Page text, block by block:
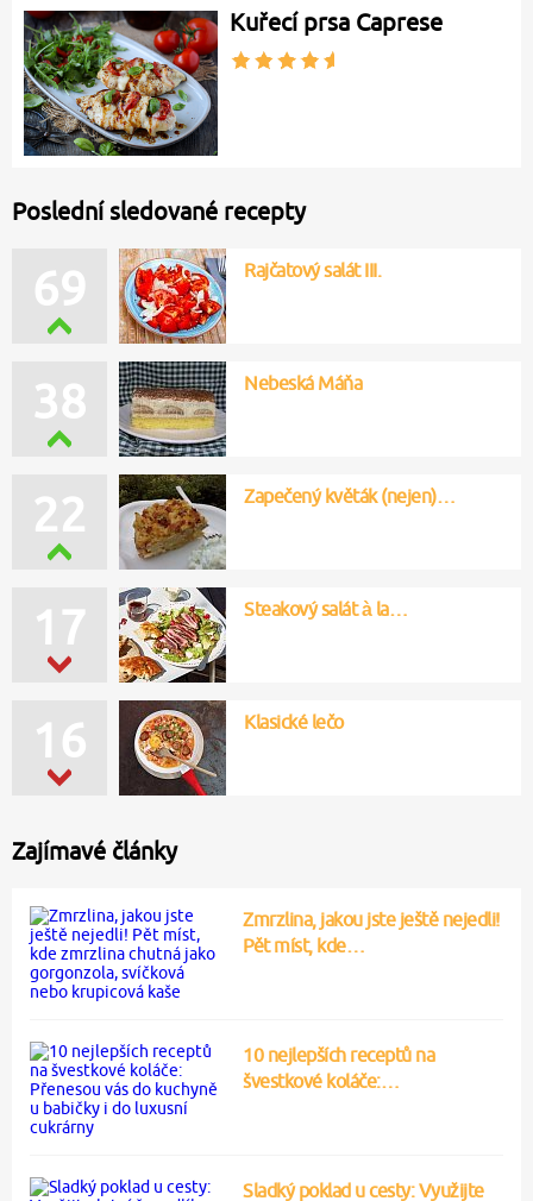
Kuřecí prsa Caprese
Poslední sledované recepty
69 Rajčatový salát III.
38 Nebeská Máňa
22 Zapečený květák (nejen)…
17 Steakový salát à la…
16 Klasické lečo
Zajímavé články
Zmrzlina, jakou jste ještě nejedli!
Pět míst, kde…
10 nejlepších receptů na
švestkové koláče:…
Sladký poklad u cesty: Využijte